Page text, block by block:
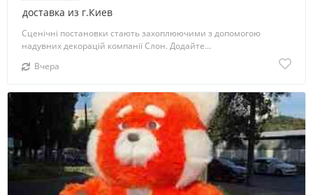
доставка из г.Киев
Сценічні постановки стають захоплюючими з допомогою
надувних декорацій компанії Слон. Додайте...
Вчера